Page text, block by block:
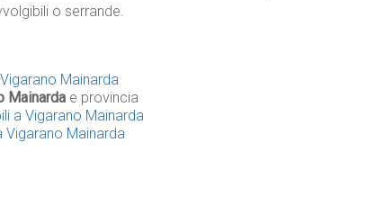
o serrande.
Mainarda
Mainarda e provincia
a Vigarano Mainarda
Vigarano Mainarda